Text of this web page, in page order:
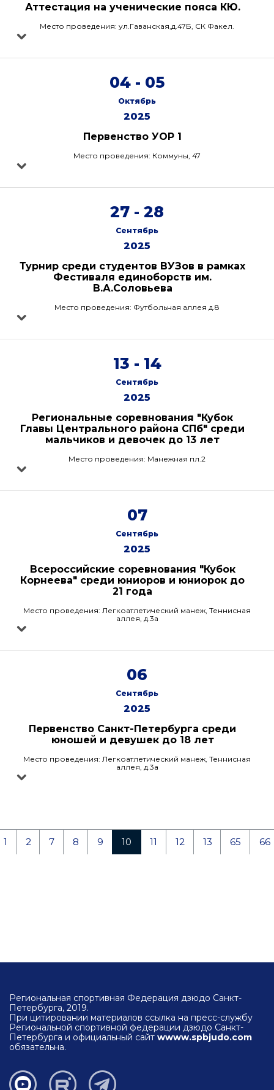
Аттестация на ученические пояса КЮ.
Место проведения: ул.Гаванская,д.47Б, СК Факел.
04 - 05
Октябрь
2025
Первенство УОР 1
Место проведения: Коммуны, 47
27 - 28
Сентябрь
2025
Турнир среди студентов ВУЗов в рамках
Фестиваля единоборств им.
В.А.Соловьева
Место проведения: Футбольная аллея д.8
13 - 14
Сентябрь
2025
Региональные соревнования "Кубок
Главы Центрального района СПб" среди
мальчиков и девочек до 13 лет
Место проведения: Манежная пл.2
07
Сентябрь
2025
Всероссийские соревнования "Кубок
Корнеева" среди юниоров и юниорок до
21 года
Место проведения: Легкоатлетический манеж, Теннисная
аллея, д.3а
06
Сентябрь
2025
Первенство Санкт-Петербурга среди
юношей и девушек до 18 лет
Место проведения: Легкоатлетический манеж, Теннисная
аллея, д.3а
1 2 7 8 9 10 11 12 13 65 66
Региональная спортивная Федерация дзюдо Санкт-
Петербурга, 2019.
При цитировании материалов ссылка на пресс-службу
Региональной спортивной федерации дзюдо Санкт-
Петербурга и официальный сайт wwww.spbjudo.com
обязательна.